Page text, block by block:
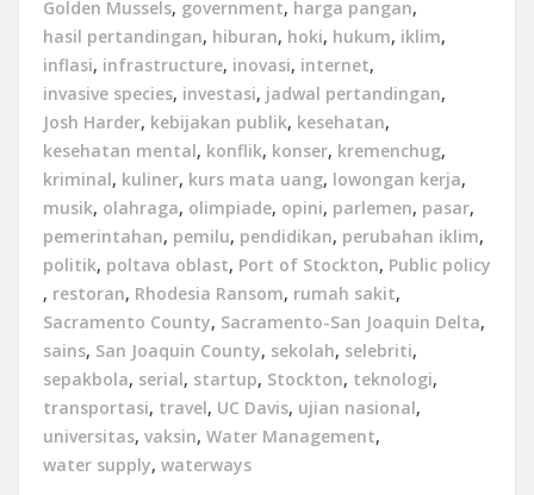
Golden Mussels, government, harga pangan,
hasil pertandingan, hiburan, hoki, hukum, iklim,
inflasi, infrastructure, inovasi, internet,
invasive species, investasi, jadwal pertandingan,
Josh Harder, kebijakan publik, kesehatan,
kesehatan mental, konflik, konser, kremenchug,
kriminal, kuliner, kurs mata uang, lowongan kerja,
musik, olahraga, olimpiade, opini, parlemen, pasar,
pemerintahan, pemilu, pendidikan, perubahan iklim,
politik, poltava oblast, Port of Stockton, Public policy
, restoran, Rhodesia Ransom, rumah sakit,
Sacramento County, Sacramento-San Joaquin Delta,
sains, San Joaquin County, sekolah, selebriti,
sepakbola, serial, startup, Stockton, teknologi,
transportasi, travel, UC Davis, ujian nasional,
universitas, vaksin, Water Management,
water supply, waterways